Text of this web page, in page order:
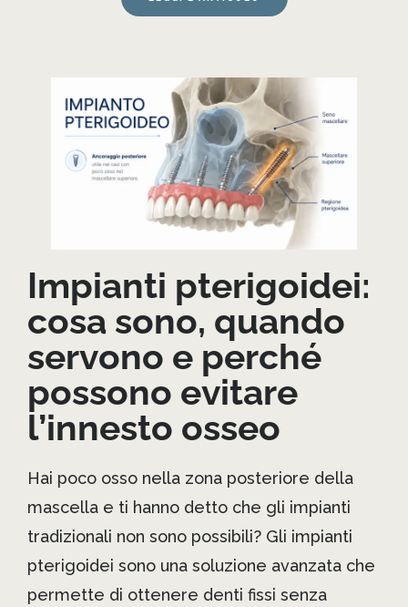
Impianti pterigoidei:
cosa sono, quando
servono e perché
possono evitare
l’innesto osseo
Hai poco osso nella zona posteriore della
mascella e ti hanno detto che gli impianti
tradizionali non sono possibili? Gli impianti
pterigoidei sono una soluzione avanzata che
permette di ottenere denti fissi senza